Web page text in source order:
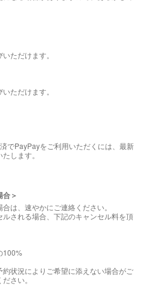
ただけます。
ただけます。
でPayPayをご利用いただくには、最新
します。
合＞
は、速やかにご連絡ください。
される場合、下記のキャンセル料を頂
100%
状況によりご希望に添えない場合がご
さい。